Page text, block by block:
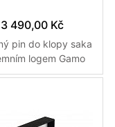
3 490,00 Kč
pin do klopy saka
logem Gamo
na zakázku